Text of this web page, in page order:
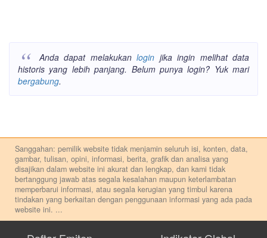
Anda dapat melakukanlogin jika ingin melihat data
historis yang lebih panjang. Belum punya login? Yuk mari
bergabung.
Sanggahan: pemilik website tidak menjamin seluruh isi, konten, data,
gambar, tulisan, opini, informasi, berita, grafik dan analisa yang
disajikan dalam website ini akurat dan lengkap, dan kami tidak
bertanggung jawab atas segala kesalahan maupun keterlambatan
memperbarui informasi, atau segala kerugian yang timbul karena
tindakan yang berkaitan dengan penggunaan informasi yang ada pada
website ini. ...
pribadi. Kami tidak memberi anjuran, saran, rekomendasi untuk